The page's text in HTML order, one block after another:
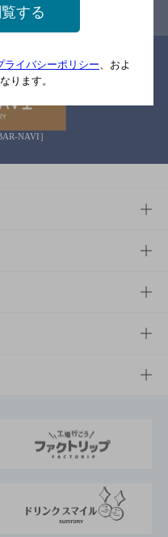
ク
NAVI］
ビリティ経営
する
ライバシーポリシー、およ
ります。